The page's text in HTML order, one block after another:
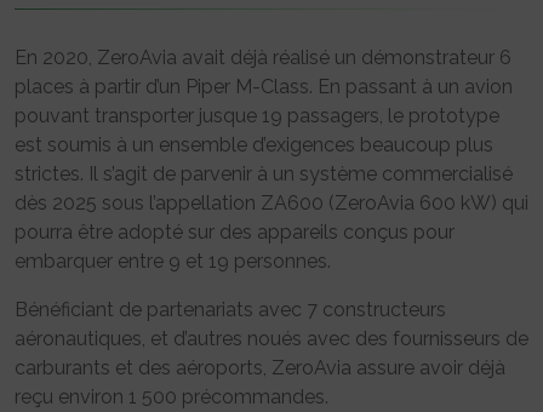
En 2020, ZeroAvia avait déjà réalisé un démonstrateur 6
places à partir d’un Piper M-Class. En passant à un avion
pouvant transporter jusque 19 passagers, le prototype
est soumis à un ensemble d’exigences beaucoup plus
strictes. Il s’agit de parvenir à un système commercialisé
dès 2025 sous l’appellation ZA600 (ZeroAvia 600 kW) qui
pourra être adopté sur des appareils conçus pour
embarquer entre 9 et 19 personnes.
Bénéficiant de partenariats avec 7 constructeurs
aéronautiques, et d’autres noués avec des fournisseurs de
carburants et des aéroports, ZeroAvia assure avoir déjà
reçu environ 1 500 précommandes.